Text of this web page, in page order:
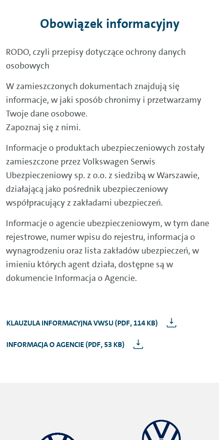
Obowiązek informacyjny
RODO, czyli przepisy dotyczące ochrony danych
osobowych
W zamieszczonych dokumentach znajdują się
informacje, w jaki sposób chronimy i przetwarzamy
Twoje dane osobowe.
Zapoznaj się z nimi.
Informacje o produktach ubezpieczeniowych zostały
zamieszczone przez Volkswagen Serwis
Ubezpieczeniowy sp. z o.o. z siedzibą w Warszawie,
działającą jako pośrednik ubezpieczeniowy
współpracujący z zakładami ubezpieczeń.
Informacje o agencie ubezpieczeniowym, w tym dane
rejestrowe, numer wpisu do rejestru, informacja o
wynagrodzeniu oraz lista zakładów ubezpieczeń, w
imieniu których agent działa, dostępne są w
dokumencie Informacja o Agencie.
KLAUZULA INFORMACYJNA VWSU (PDF, 114 KB)
INFORMACJA O AGENCIE (PDF, 53 KB)